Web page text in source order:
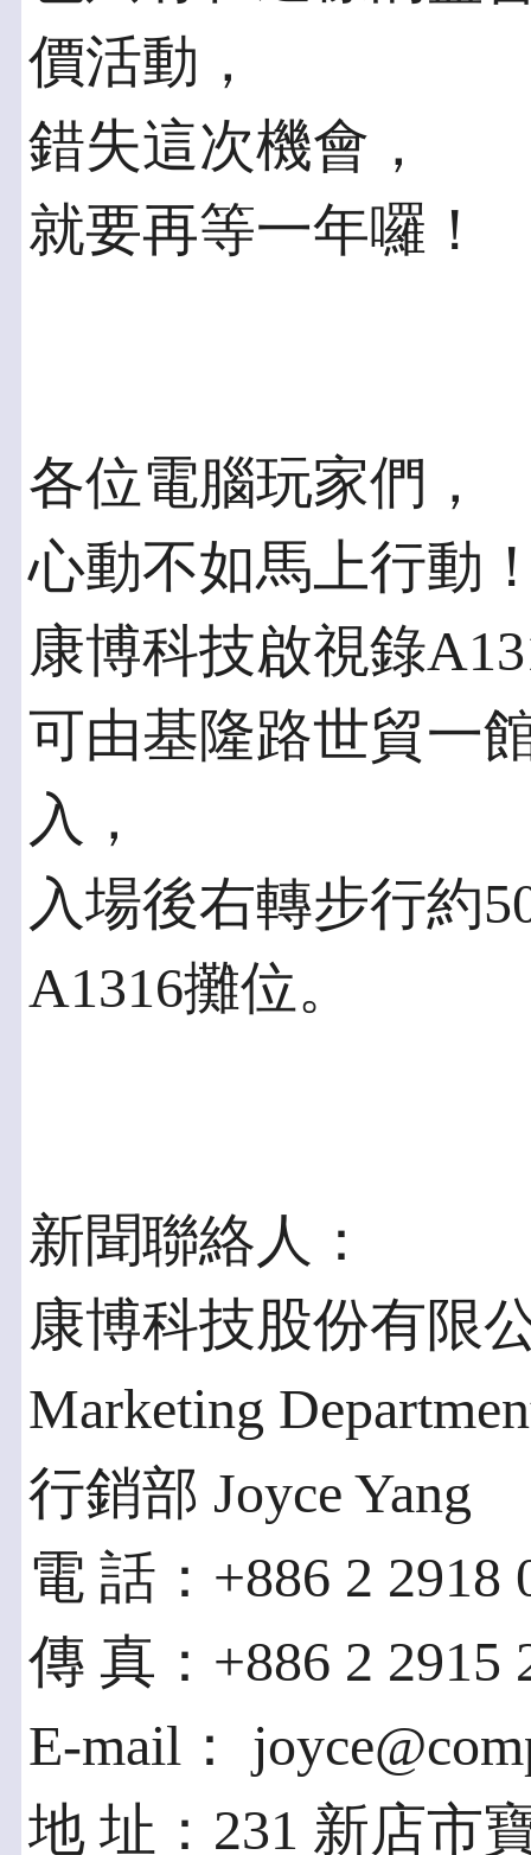
價活動，
錯失這次機會，
就要再等一年囉！
各位電腦玩家們，
心動不如馬上行動
康博科技啟視錄
可由基隆路世貿一
入，
入場後右轉步行約
A1316攤位。
新聞聯絡人：
康博科技股份有限
Marketing
行銷部 Joyce Yang
電 話：+886 2 2918
傳 真：+886 2 2915
E-mail：
地 址：231 新店市